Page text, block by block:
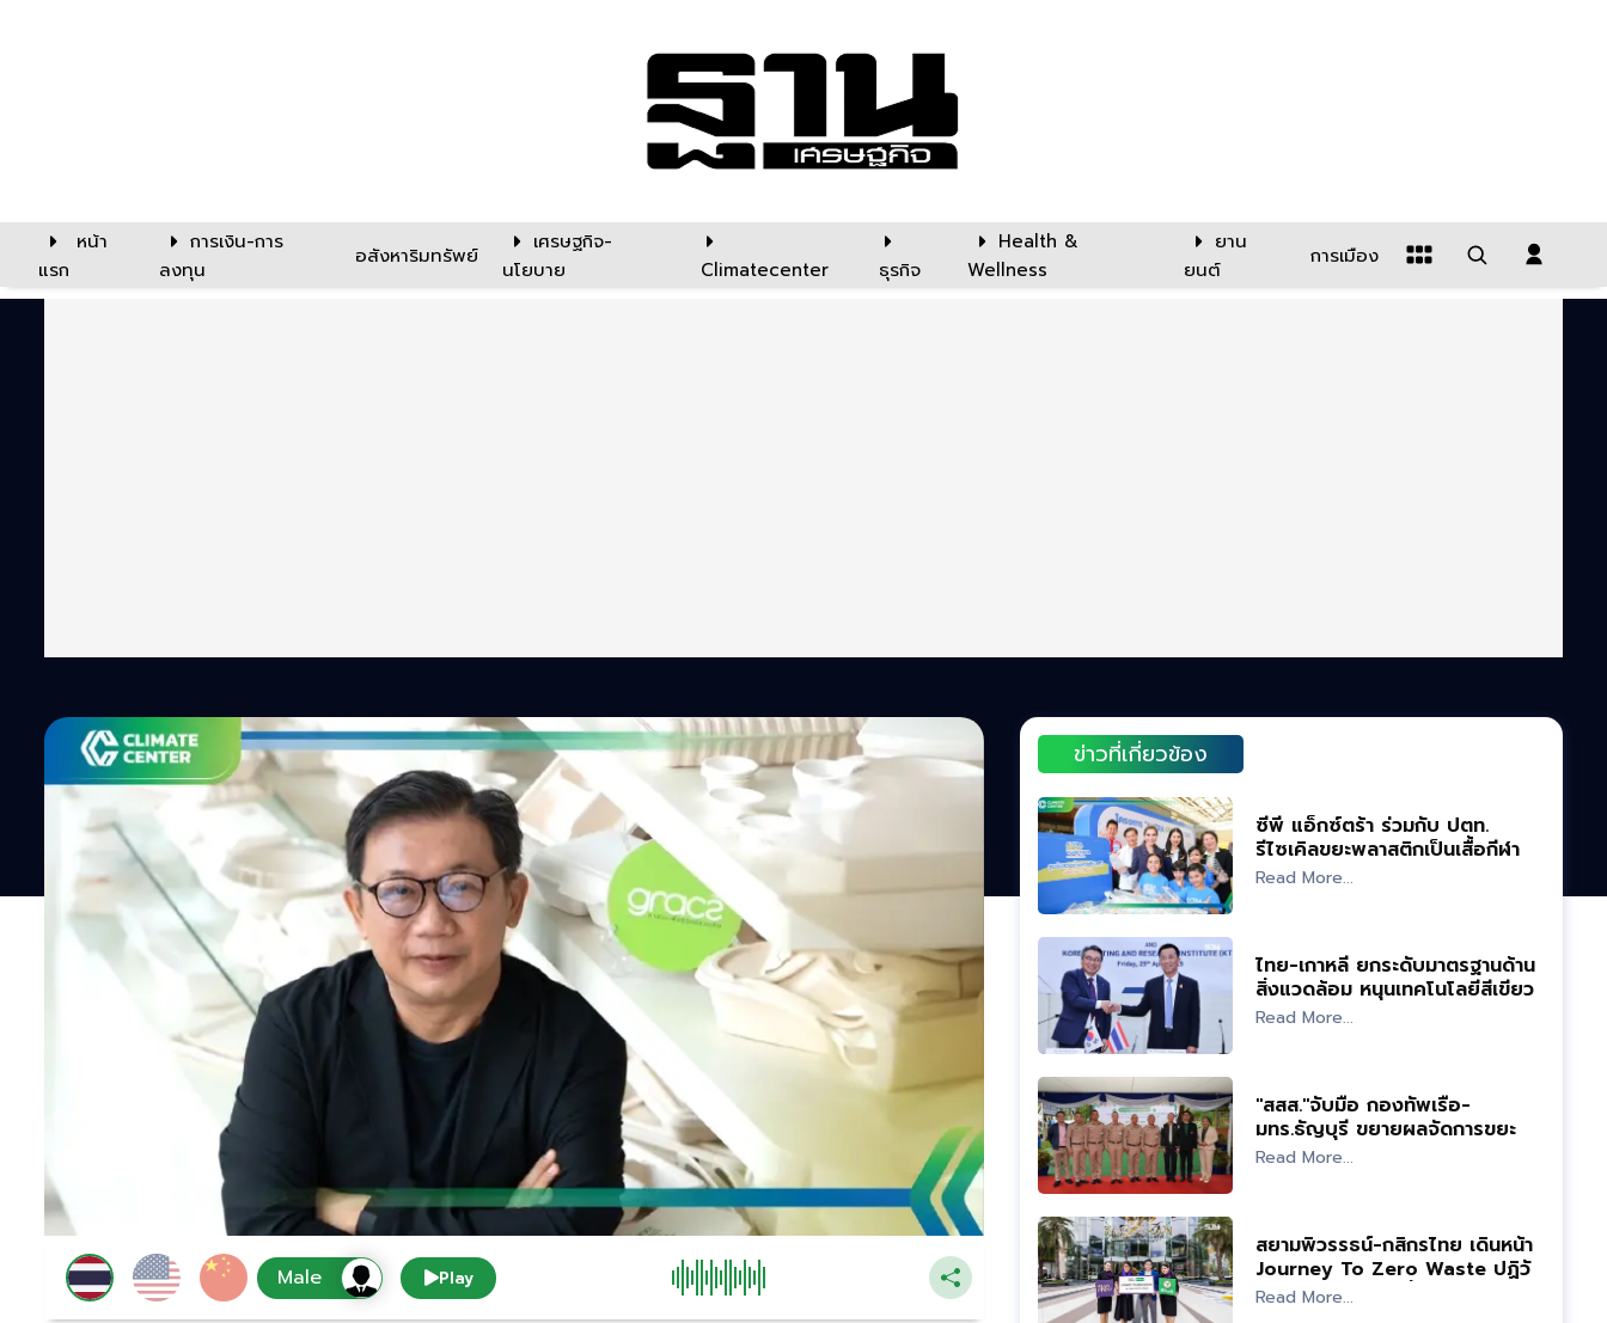
หน้า
แรก
การเงิน-การ
ลงทุน
อสังหาริมทรัพย์
เศรษฐกิจ-
นโยบาย
Climatecenter ธุรกิจ
Health &
Wellness
ยาน
ยนต์
การเมือง
Play
ข่าวที่เกี่ยวข้อง
ซีพี แอ็กซ์ตร้า ร่วมกับ ปตท.
รีไซเคิลขยะพลาสติกเป็นเสื้อกีฬา
Read More...
ไทย-เกาหลี ยกระดับมาตรฐานด้าน
สิ่งแวดล้อม หนุนเทคโนโลยีสีเขียว
Read More...
"สสส."จับมือ กองทัพเรือ-
มทร.ธัญบุรี ขยายผลจัดการขยะ
ด้วย BSF
Read More...
สยามพิวรรธน์-กสิกรไทย เดินหน้า
Journey To Zero Waste ปฏิวัติ
จัดการขยะสู่ความยั่งยืน
Read More...